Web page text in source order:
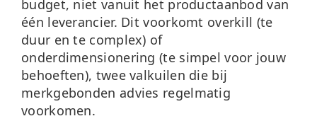
budget, niet vanuit het productaanbod van
één leverancier. Dit voorkomt overkill (te
duur en te complex) of
onderdimensionering (te simpel voor jouw
behoeften), twee valkuilen die bij
merkgebonden advies regelmatig
voorkomen.